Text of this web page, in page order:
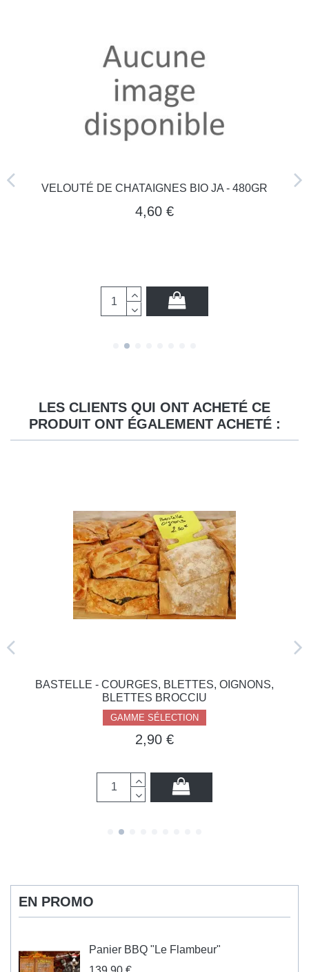
VELOUTÉ DE CHATAIGNES BIO JA - 480GR
4,60 €
LES CLIENTS QUI ONT ACHETÉ CE
PRODUIT ONT ÉGALEMENT ACHETÉ :
BASTELLE - COURGES, BLETTES, OIGNONS,
BLETTES BROCCIU
GAMME SÉLECTION
2,90 €
EN PROMO
Panier BBQ "Le Flambeur"